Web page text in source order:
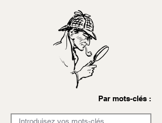
Par mots-clés :